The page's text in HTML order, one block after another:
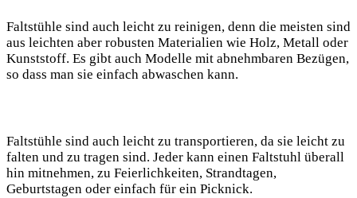
Faltstühle sind auch leicht ⁢zu ‍reinigen,⁤ denn die⁢ meisten sind
aus leichten aber robusten Materialien ‌wie Holz, Metall oder‌
Kunststoff. Es gibt auch Modelle mit abnehmbaren Bezügen,
so dass man sie einfach abwaschen kann.
Faltstühle sind auch leicht⁢ zu⁣ transportieren, da sie leicht zu
falten⁣ und zu tragen sind. Jeder kann einen Faltstuhl überall
hin mitnehmen, ‌zu Feierlichkeiten, Strandtagen,
Geburtstagen‌ oder einfach für ein Picknick.